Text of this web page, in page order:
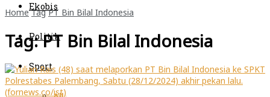
Ekobis
Politik
Sport
Home Tag PT Bin Bilal Indonesia
Tag:PT Bin Bilal Indonesia